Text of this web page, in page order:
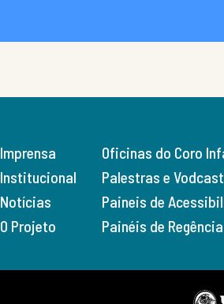
Imprensa
Institucional
Notícias
O Projeto
Oficinas do Coro
Palestras e
Paineis de
Painéis de